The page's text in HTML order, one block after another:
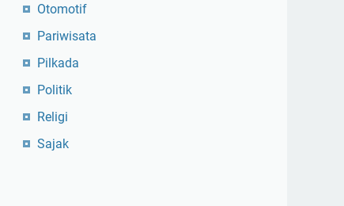
Otomotif
Pariwisata
Pilkada
Politik
Religi
Sajak